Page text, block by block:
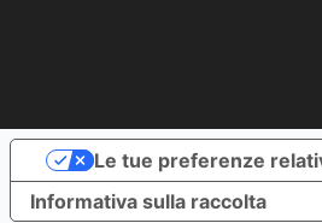
Informativa sulla raccolta
Le tue preferenze